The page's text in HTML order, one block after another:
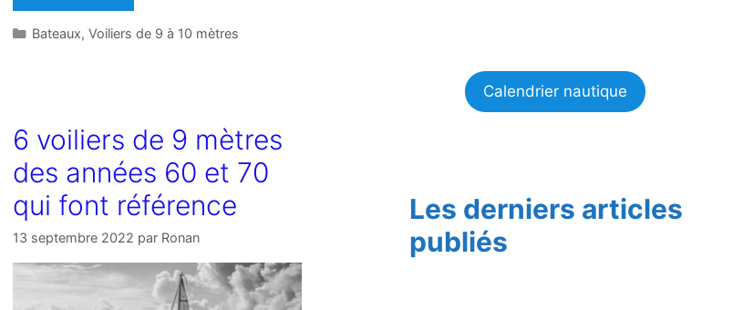
Catégories
Bateaux,Voiliers de 9 à 10 mètres
6 voiliers de 9 mètres
des années 60 et 70
qui font référence
13 septembre 2022 par Ronan
Calendrier nautique
Les derniers articles
publiés